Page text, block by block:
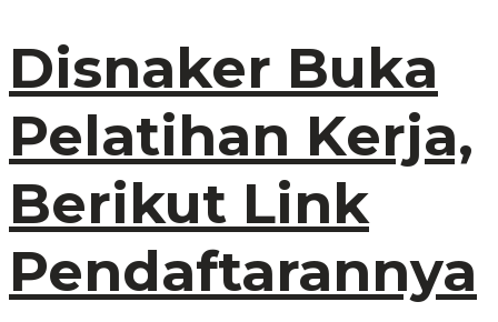
Disnaker Buka
Pelatihan Kerja,
Berikut Link
Pendaftarannya